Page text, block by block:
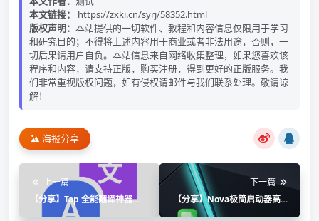
本文链接：
https://zxki.cn/syrj/58352.html
版权声明： 本站提供的一切软件、教程和内容信息仅限用于学习
和研究目的；不得将上述内容用于商业或者非法用途，否则，一
切后果请用户自负。本站信息来自网络收集整理，如果您喜欢该
程序和内容，请支持正版，购买注册，得到更好的正版服务。我
们非常重视版权问题，如有侵权请邮件与我们联系处理。敬请谅
解！
海报分享
上一篇
【分享】Tap 全能翻译神器⭐
屏幕翻译等多种格式 上百种语
下一篇
【分享】Nova极简启动器高级
版🔥桌面自由定制💎安卓启动